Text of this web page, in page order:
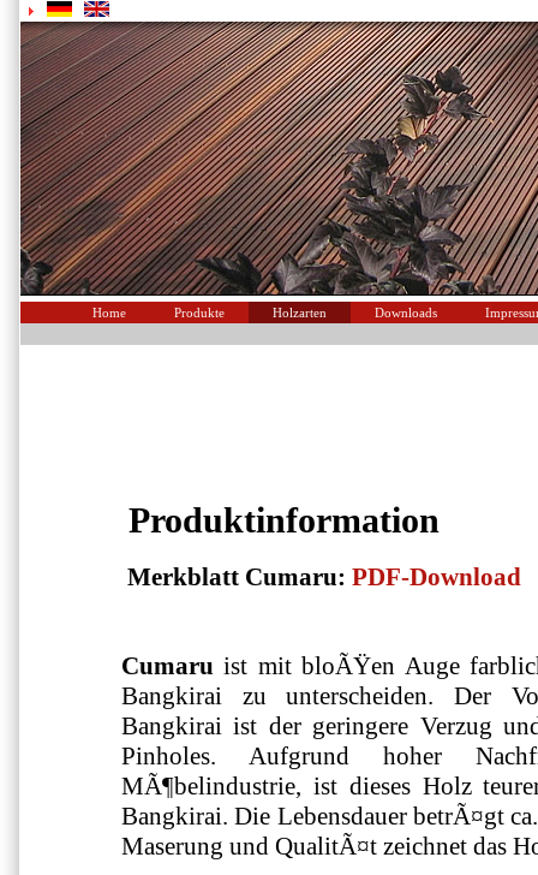
Home Produkte Holzarten Downloads
Produktinformation
Merkblatt Cumaru: PDF-Download
Cumaru ist mit bloÃŸen Auge
Bangkirai zu unterscheiden. Der
Bangkirai ist der geringere Verzug
Pinholes. Aufgrund hoher
MÃ¶belindustrie, ist dieses Holz
Bangkirai. Die Lebensdauer betrÃ¤gt
Maserung und QualitÃ¤t zeichnet das